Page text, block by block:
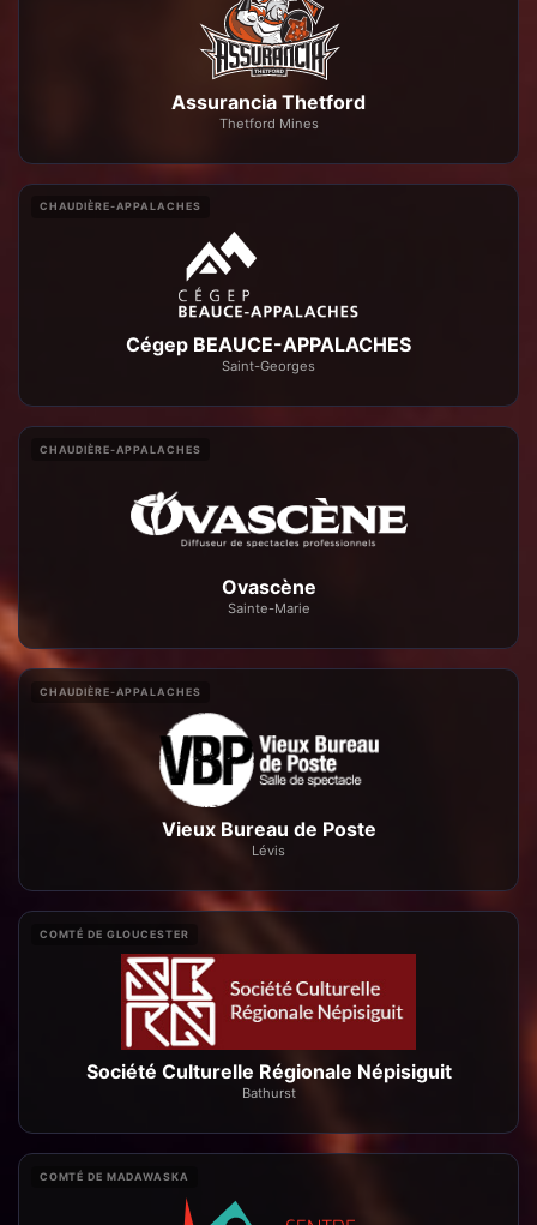
Assurancia Thetford
Thetford Mines
CHAUDIÈRE-APPALACHES
Cégep BEAUCE-APPALACHES
Saint-Georges
CHAUDIÈRE-APPALACHES
Ovascène
Sainte-Marie
CHAUDIÈRE-APPALACHES
Vieux Bureau de Poste
Lévis
COMTÉ DE GLOUCESTER
Société Culturelle Régionale Népisiguit
Bathurst
COMTÉ DE MADAWASKA